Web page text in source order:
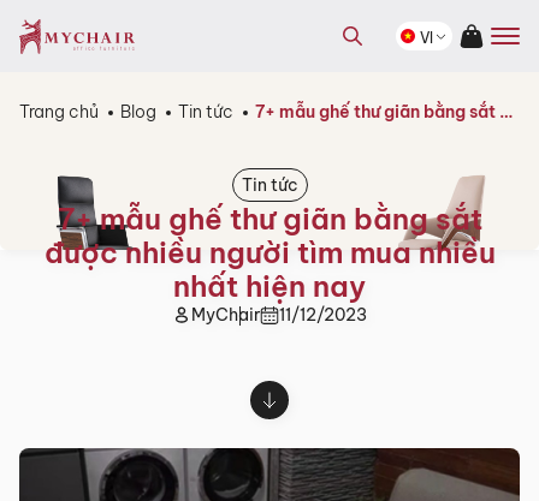
phẩm
Tìm
kiếmVI
Trang chủ Blog Tin tức 7+ mẫu ghế thư giãn bằng sắt được nhiều người tìm mua nhiều nhất hiện nay
Tin tức
7+ mẫu ghế thư giãn bằng sắt
được nhiều người tìm mua nhiều
nhất hiện nay
MyChair 11/12/2023